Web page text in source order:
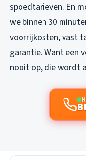
spoedtarieven. En
we binnen 30
voorrijkosten, vast
garantie. Want een
nooit op, die wordt